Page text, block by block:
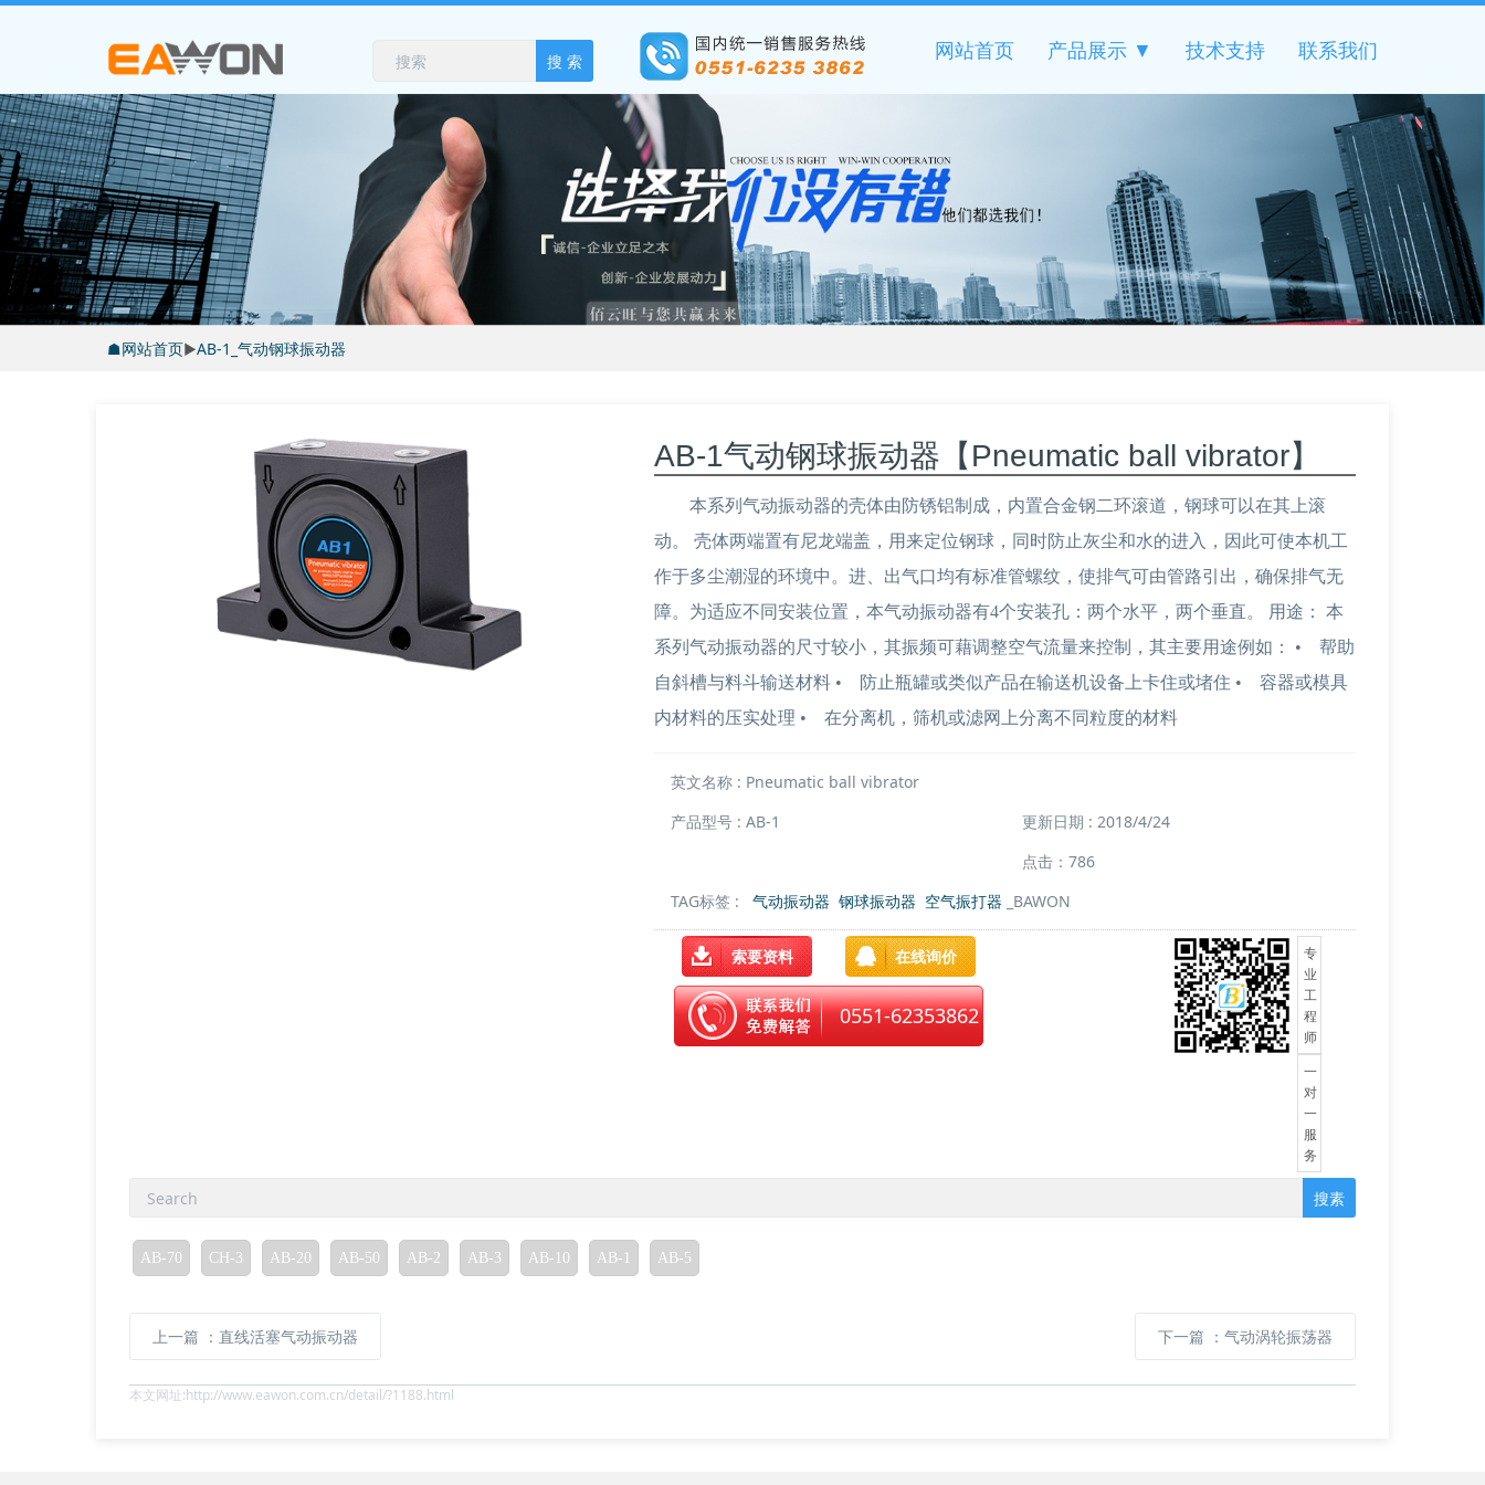
搜 索 网站首页 产品展示 ▼ 技术支持 联系我们
☗网站首页▶AB-1_气动钢球振动器
AB-1气动钢球振动器【Pneumatic ball vibrator】
本系列气动振动器的壳体由防锈铝制成，内置合金钢二环滚道，钢球可以在其上滚
动。 壳体两端置有尼龙端盖，用来定位钢球，同时防止灰尘和水的进入，因此可使本机工
作于多尘潮湿的环境中。进、出气口均有标准管螺纹，使排气可由管路引出，确保排气无
障。为适应不同安装位置，本气动振动器有4个安装孔：两个水平，两个垂直。 用途： 本
系列气动振动器的尺寸较小，其振频可藉调整空气流量来控制，其主要用途例如： • 帮助
自斜槽与料斗输送材料 • 防止瓶罐或类似产品在输送机设备上卡住或堵住 • 容器或模具
内材料的压实处理 • 在分离机，筛机或滤网上分离不同粒度的材料
英文名称 : Pneumatic ball vibrator
产品型号 : AB-1
更新日期 : 2018/4/24
点击：786
TAG标签 : 气动振动器 钢球振动器 空气振打器 _BAWON
索要资料 在线询价
0551-62353862
专
业
工
程
师
一
对
一
服
务
搜素
AB-70 CH-3 AB-20 AB-50 AB-2 AB-3 AB-10 AB-1 AB-5
上一篇 ：直线活塞气动振动器 下一篇 ：气动涡轮振荡器
本文网址:http://www.eawon.com.cn/detail/?1188.html